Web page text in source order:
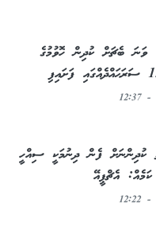
ވަޠަނީ ޚިދުމަތުގެ 4 ވަނަ ބެޗަށް ކުދިން ހޮވުމުގެ
ކުދިންނަށް ފެން ދިނުމަކީ ސިއްހީ
އެޗްޕީއޭ